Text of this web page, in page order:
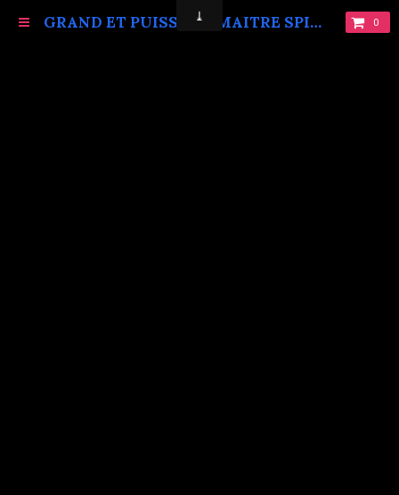
GRAND ET PUISSANT MAITRE SPIRITUEL MARABOUT VAUDOU KOKOUVI.TEL: +229 68619086. 0